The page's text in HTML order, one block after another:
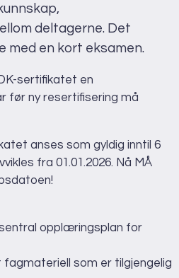
deltagerne. Det
med en kort eksamen.
sertifikatet en
før ny resertifisering må
anses som gyldig inntil 6
fra 01.01.2026. Nå MÅ
opplæringsplan for
som er tilgjengelig